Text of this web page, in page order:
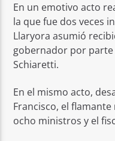
En un emotivo acto
la que fue dos veces
Llaryora asumió
gobernador por parte
Schiaretti.
En el mismo acto,
Francisco, el
ocho ministros y el